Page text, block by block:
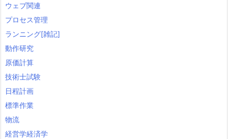
ウェブ関連
プロセス管理
ランニング[雑記]
動作研究
原価計算
技術士試験
日程計画
標準作業
物流
経営学経済学